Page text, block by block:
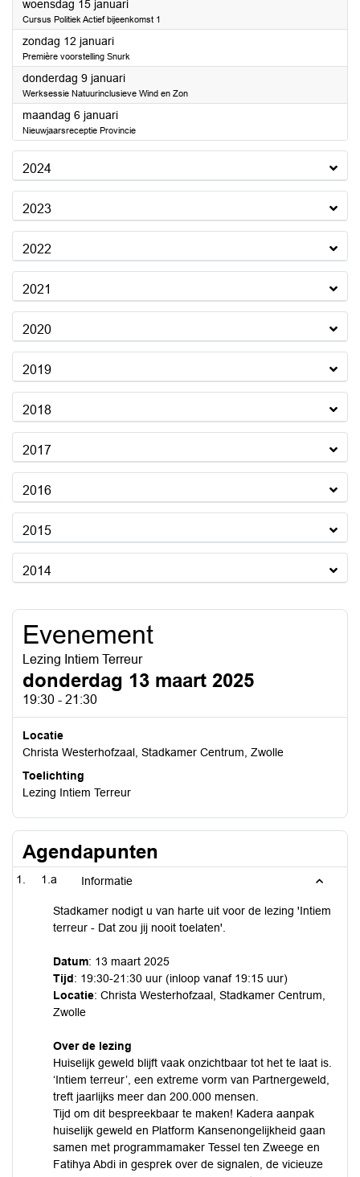
woensdag 15 januari2025
Cursus Politiek Actief bijeenkomst 1
zondag 12 januari2025
Première voorstelling Snurk
donderdag 9 januari2025
Werksessie Natuurinclusieve Wind en Zon
maandag 6 januari2025
Nieuwjaarsreceptie Provincie
2024
2023
2022
2021
2020
2019
2018
2017
2016
2015
2014
Evenement
Lezing Intiem Terreur
donderdag 13 maart 2025
19:30 - 21:30
Locatie
Christa Westerhofzaal, Stadkamer Centrum, Zwolle
Toelichting
Lezing Intiem Terreur
Agendapunten
1.a Informatie
Stadkamer nodigt u van harte uit voor de lezing 'Intiem
terreur - Dat zou jij nooit toelaten'.
Datum: 13 maart 2025
Tijd: 19:30-21:30 uur (inloop vanaf 19:15 uur)
Locatie: Christa Westerhofzaal, Stadkamer Centrum,
Zwolle
Over de lezing
Huiselijk geweld blijft vaak onzichtbaar tot het te laat is.
‘Intiem terreur’, een extreme vorm van Partnergeweld,
treft jaarlijks meer dan 200.000 mensen.
Tijd om dit bespreekbaar te maken! Kadera aanpak
huiselijk geweld en Platform Kansenongelijkheid gaan
samen met programmamaker Tessel ten Zweege en
Fatihya Abdi in gesprek over de signalen, de vicieuze